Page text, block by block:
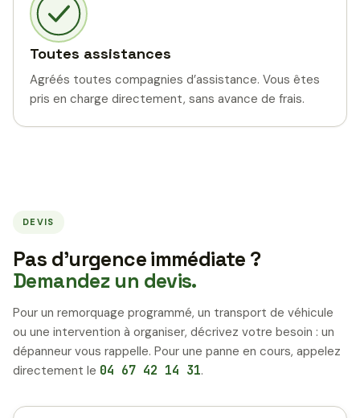
Toutes assistances
Agréés toutes compagnies d’assistance. Vous êtes
pris en charge directement, sans avance de frais.
DEVIS
Pas d’urgence immédiate ?
Demandez un devis.
Pour un remorquage programmé, un transport de véhicule
ou une intervention à organiser, décrivez votre besoin : un
dépanneur vous rappelle. Pour une panne en cours, appelez
directement le 04 67 42 14 31.